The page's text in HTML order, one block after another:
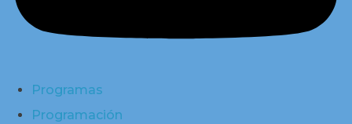
Programas
Programación